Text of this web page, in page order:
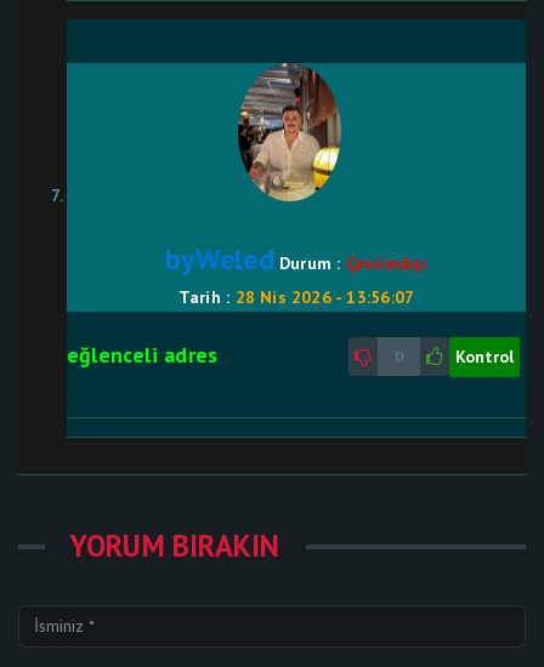
byWeled Durum : Çevrimdışı
Tarih : 28 Nis 2026 - 13:56:07
0 Kontrol
eğlenceli adres
YORUM BIRAKIN